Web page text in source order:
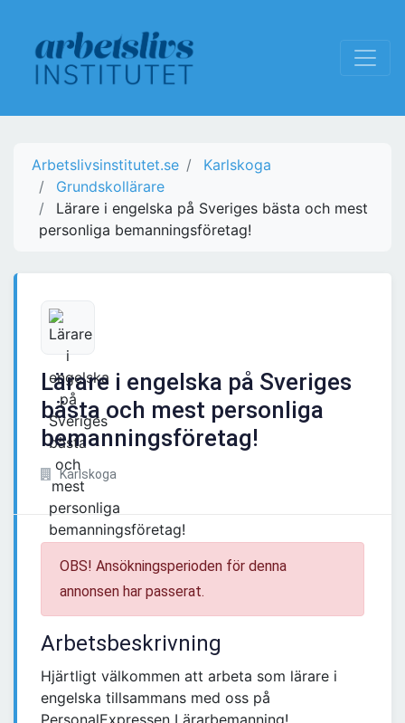
Arbetslivsinstitutet.se
Karlskoga
Grundskollärare
Lärare i engelska på Sveriges bästa och mest
personliga bemanningsföretag!
Lärare i engelska på Sveriges
bästa och mest personliga
bemanningsföretag!
Karlskoga
OBS! Ansökningsperioden för denna
annonsen har passerat.
Arbetsbeskrivning
Hjärtligt välkommen att arbeta som lärare i
engelska tillsammans med oss på